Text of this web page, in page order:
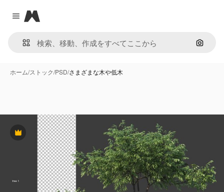
Close menu
Magnific
画像で
ホーム/ストック/PSD/さまざまな木や低木
Premium